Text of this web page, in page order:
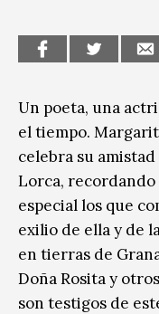
Sin categoría
Un poeta, una
el tiempo.
celebra su
Lorca, recordando
especial los que
exilio de ella y de
en tierras de
Doña Rosita y
son testigos de